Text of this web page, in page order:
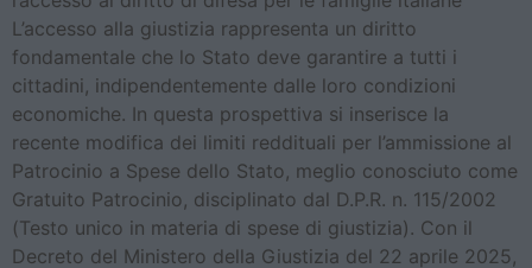
L’accesso alla giustizia rappresenta un diritto
fondamentale che lo Stato deve garantire a tutti i
cittadini, indipendentemente dalle loro condizioni
economiche. In questa prospettiva si inserisce la
recente modifica dei limiti reddituali per l’ammissione al
Patrocinio a Spese dello Stato, meglio conosciuto come
Gratuito Patrocinio, disciplinato dal D.P.R. n. 115/2002
(Testo unico in materia di spese di giustizia). Con il
Decreto del Ministero della Giustizia del 22 aprile 2025,